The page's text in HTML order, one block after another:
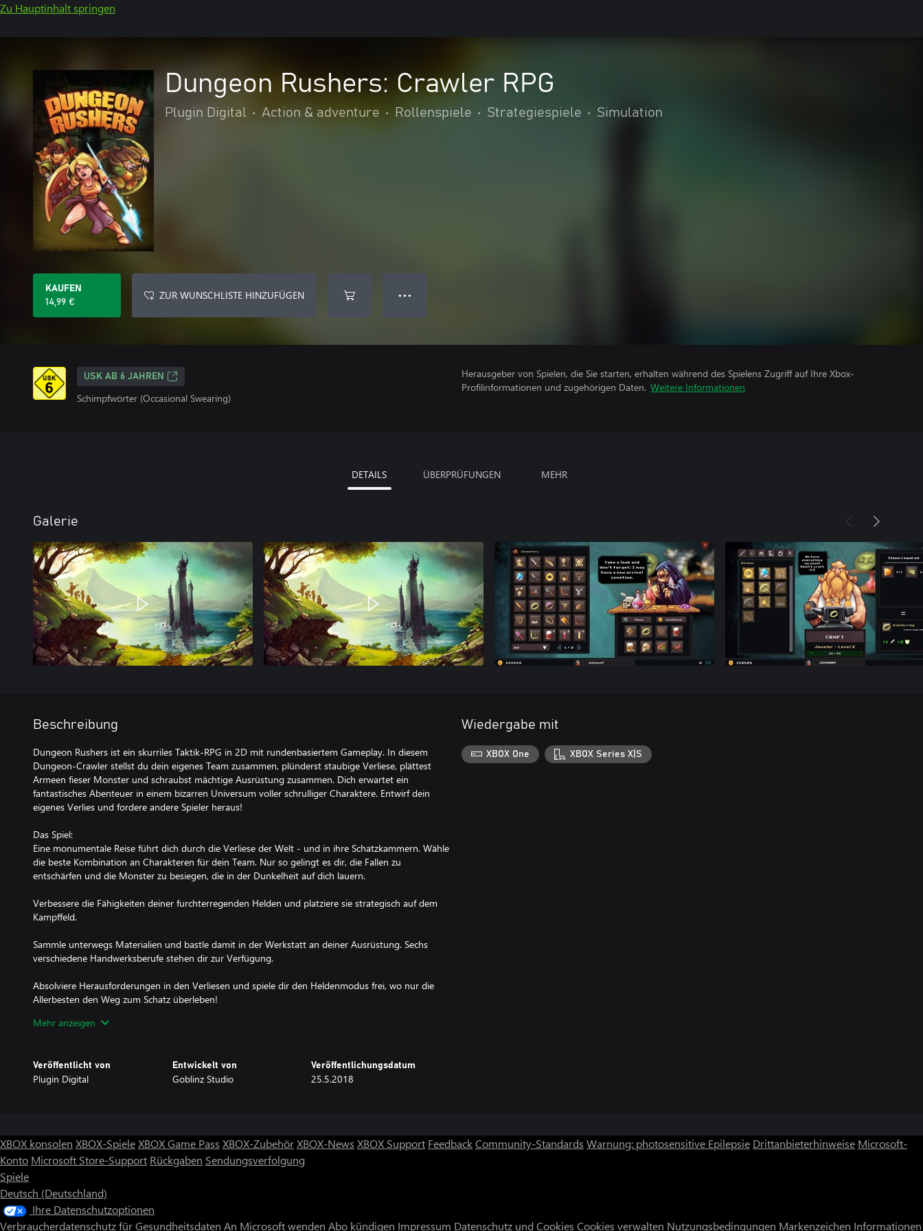
Zu Hauptinhalt springen
Dungeon Rushers: Crawler RPG
Plugin Digital • Action & adventure • Rollenspiele • Strategiespiele • Simulation
KAUFEN
14,99 €
ZUR WUNSCHLISTE HINZUFÜGEN ● ● ●
USK AB 6 JAHREN
Schimpfwörter (Occasional Swearing)
Herausgeber von Spielen, die Sie starten, erhalten während des Spielens Zugriff auf Ihre Xbox-
Profilinformationen und zugehörigen Daten. Weitere Informationen
DETAILS ÜBERPRÜFUNGEN MEHR
Galerie
Beschreibung
Dungeon Rushers ist ein skurriles Taktik-RPG in 2D mit rundenbasiertem Gameplay. In diesem
Dungeon-Crawler stellst du dein eigenes Team zusammen, plünderst staubige Verliese, plättest
Armeen fieser Monster und schraubst mächtige Ausrüstung zusammen. Dich erwartet ein
fantastisches Abenteuer in einem bizarren Universum voller schrulliger Charaktere. Entwirf dein
eigenes Verlies und fordere andere Spieler heraus!
Das Spiel:
Eine monumentale Reise führt dich durch die Verliese der Welt - und in ihre Schatzkammern. Wähle
die beste Kombination an Charakteren für dein Team. Nur so gelingt es dir, die Fallen zu
entschärfen und die Monster zu besiegen, die in der Dunkelheit auf dich lauern.
Verbessere die Fähigkeiten deiner furchterregenden Helden und platziere sie strategisch auf dem
Kampffeld.
Sammle unterwegs Materialien und bastle damit in der Werkstatt an deiner Ausrüstung. Sechs
verschiedene Handwerksberufe stehen dir zur Verfügung.
Absolviere Herausforderungen in den Verliesen und spiele dir den Heldenmodus frei, wo nur die
Allerbesten den Weg zum Schatz überleben!
Features:
- Rundenbasierte Kämpfe mit einer Prise Nostalgie
- Fortschrittliches Team-Management (Ausrüstung, Fähigkeiten, Kampfposition...)
- Hoher Wiederspielwert durch Heldenmodus für jedes Verlies
- Eigens für das Spiel komponierter Soundtrack
Mehr anzeigen
Veröffentlicht von
Plugin Digital
Entwickelt von
Goblinz Studio
Veröffentlichungsdatum
25.5.2018
Wiedergabe mit
XBOX One XBOX Series X|S
XBOX konsolen XBOX-SpieleXBOX Game Pass XBOX-ZubehörXBOX-News XBOX Support FeedbackCommunity-Standards Warnung: photosensitive Epilepsie Drittanbieterhinweise Microsoft-
Konto Microsoft Store-Support Rückgaben Sendungsverfolgung
Spiele
Deutsch (Deutschland)
Ihre Datenschutzoptionen
Verbraucherdatenschutz für Gesundheitsdaten An Microsoft wenden Abo kündigen Impressum Datenschutz und Cookies Cookies verwalten Nutzungsbedingungen Markenzeichen Informationen